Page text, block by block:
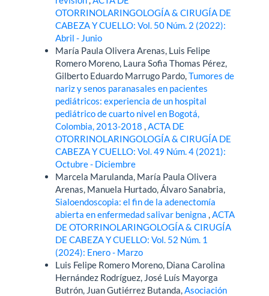
OTORRINOLARINGOLOGÍA & CIRUGÍA DE
CABEZA Y CUELLO: Vol. 50 Núm. 2 (2022):
Abril - Junio
María Paula Olivera Arenas, Luis Felipe
Romero Moreno, Laura Sofia Thomas Pérez,
Gilberto Eduardo Marrugo Pardo,Tumores de
nariz y senos paranasales en pacientes
pediátricos: experiencia de un hospital
pediátrico de cuarto nivel en Bogotá,
Colombia, 2013-2018,ACTA DE
OTORRINOLARINGOLOGÍA & CIRUGÍA DE
CABEZA Y CUELLO: Vol. 49 Núm. 4 (2021):
Octubre - Diciembre
Marcela Marulanda, María Paula Olivera
Arenas, Manuela Hurtado, Álvaro Sanabria,
Sialoendoscopia: el fin de la adenectomía
abierta en enfermedad salivar benigna,ACTA
DE OTORRINOLARINGOLOGÍA & CIRUGÍA
DE CABEZA Y CUELLO: Vol. 52 Núm. 1
(2024): Enero - Marzo
Luis Felipe Romero Moreno, Diana Carolina
Hernández Rodríguez, José Luís Mayorga
Butrón, Juan Gutiérrez Butanda,Asociación